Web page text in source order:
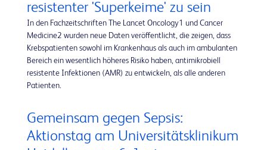
resistenter 'Superkeime' zu sein
In den Fachzeitschriften The Lancet Oncology1 und Cancer
Medicine2 wurden neue Daten veröffentlicht, die zeigen, dass
Krebspatienten sowohl im Krankenhaus als auch im ambulanten
Bereich ein wesentlich höheres Risiko haben, antimikrobiell
resistente Infektionen (AMR) zu entwickeln, als alle anderen
Patienten.
Gemeinsam gegen Sepsis:
Aktionstag am Universitätsklinikum